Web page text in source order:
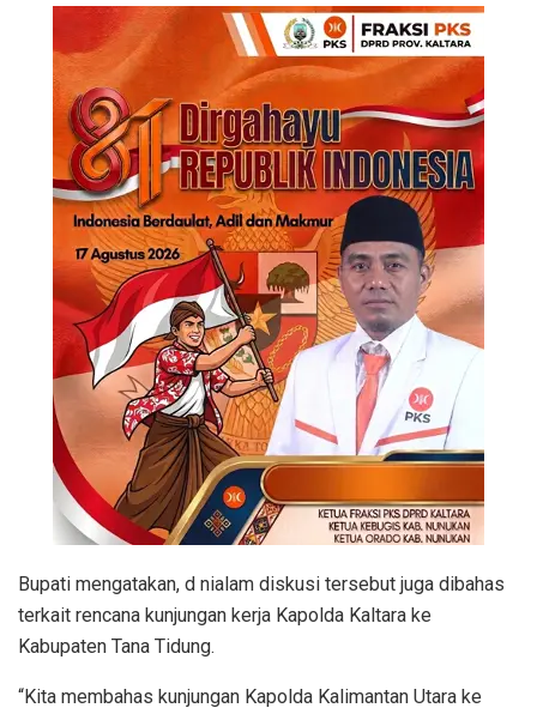
Bupati mengatakan, d nialam diskusi tersebut juga dibahas
terkait rencana kunjungan kerja Kapolda Kaltara ke
Kabupaten Tana Tidung.
“Kita membahas kunjungan Kapolda Kalimantan Utara ke